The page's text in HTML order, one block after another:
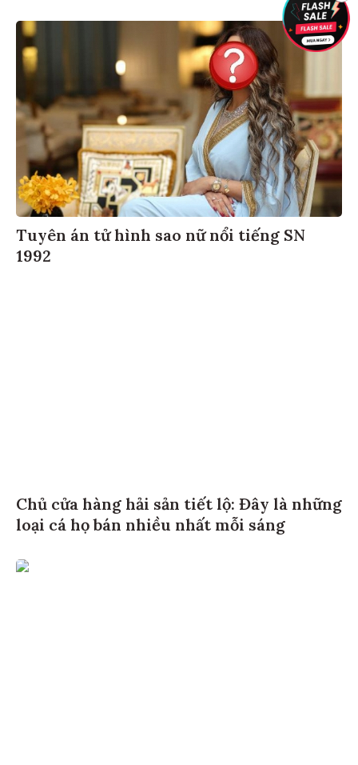
Tuyên án tử hình sao nữ nổi tiếng SN
1992
Chủ cửa hàng hải sản tiết lộ: Đây là những
loại cá họ bán nhiều nhất mỗi sáng